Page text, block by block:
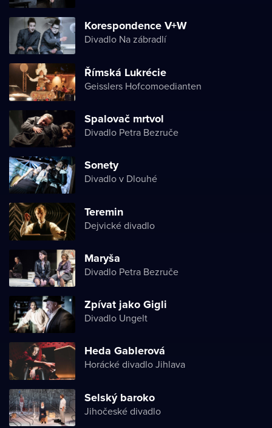
Korespondence V+W
Divadlo Na zábradlí
Římská Lukrécie
Geisslers Hofcomoedianten
Spalovač mrtvol
Divadlo Petra Bezruče
Sonety
Divadlo v Dlouhé
Teremin
Dejvické divadlo
Maryša
Divadlo Petra Bezruče
Zpívat jako Gigli
Divadlo Ungelt
Heda Gablerová
Horácké divadlo Jihlava
Selský baroko
Jihočeské divadlo